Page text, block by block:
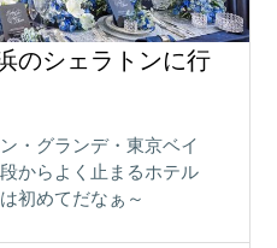
のシェラトンに行
・グランデ・東京ベイ
からよく止まるホテル
初めてだなぁ～